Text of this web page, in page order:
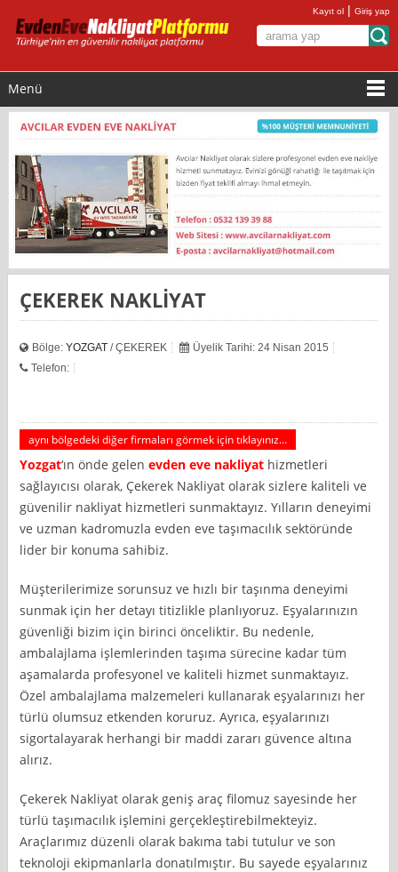
Kayıt ol |Giriş yap
Menü
ÇEKEREK NAKLİYAT
Bölge:YOZGAT / ÇEKEREK
Üyelik Tarihi: 24 Nisan 2015
Telefon:
aynı bölgedeki diğer firmaları görmek için tıklayınız...
Yozgat‘ın önde gelenevden eve nakliyat hizmetleri
sağlayıcısı olarak, Çekerek Nakliyat olarak sizlere kaliteli ve
güvenilir nakliyat hizmetleri sunmaktayız. Yılların deneyimi
ve uzman kadromuzla evden eve taşımacılık sektöründe
lider bir konuma sahibiz.
Müşterilerimize sorunsuz ve hızlı bir taşınma deneyimi
sunmak için her detayı titizlikle planlıyoruz. Eşyalarınızın
güvenliği bizim için birinci önceliktir. Bu nedenle,
ambalajlama işlemlerinden taşıma sürecine kadar tüm
aşamalarda profesyonel ve kaliteli hizmet sunmaktayız.
Özel ambalajlama malzemeleri kullanarak eşyalarınızı her
türlü olumsuz etkenden koruruz. Ayrıca, eşyalarınızı
sigortalayarak herhangi bir maddi zararı güvence altına
alırız.
Çekerek Nakliyat olarak geniş araç filomuz sayesinde her
türlü taşımacılık işlemini gerçekleştirebilmekteyiz.
Araçlarımız düzenli olarak bakıma tabi tutulur ve son
teknoloji ekipmanlarla donatılmıştır. Bu sayede eşyalarınız